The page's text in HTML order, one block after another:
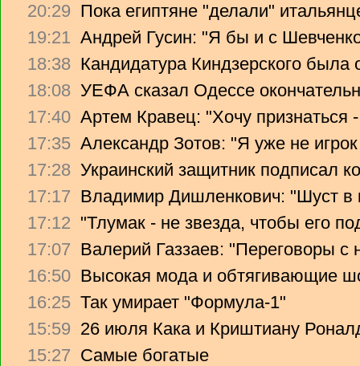
20:29 Пока египтяне "делали"
19:21 Андрей Гусин: "Я бы и с
18:38 Кандидатура Киндзерского была
18:08 УЕФА сказал Одессе
17:40 Артем Кравец: "Хочу признаться
17:35 Александр Зотов: "Я уже не
17:28 Украинский защитник подписал
17:17 Владимир Дишленкович: "Шуст в
17:12 "Тлумак - не звезда, чтобы его
17:07 Валерий Газзаев: "Переговоры с
16:50 Высокая мода и обтягивающие
16:25 Так умирает "Формула-1"
15:59 26 июля Кака и Криштиану
15:27 Самые богатые